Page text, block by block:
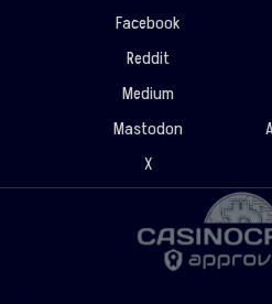
Facebook
Reddit
Medium
Mastodon
X